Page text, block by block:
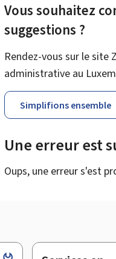
Vous souhaitez
suggestions ?
Rendez-vous sur le
administrative au
Simplifions ensemble
Une erreur est
Oups, une erreur s'est